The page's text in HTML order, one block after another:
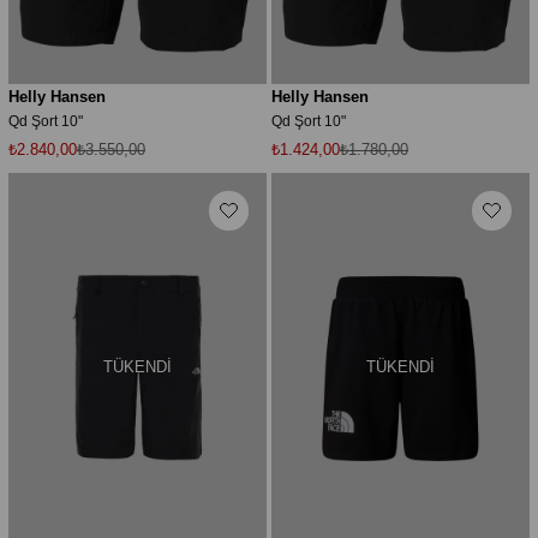
Helly Hansen
Qd Şort 10"
₺2.840,00₺3.550,00
Helly Hansen
Qd Şort 10"
₺1.424,00₺1.780,00
TÜKENDI TÜKENDI